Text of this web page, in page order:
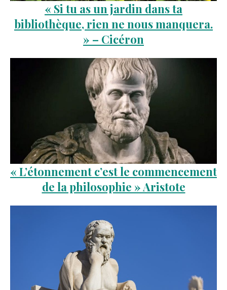
« Si tu as un jardin dans ta
bibliothèque, rien ne nous manquera.
» – Cicéron
« L’étonnement c’est le commencement
de la philosophie » Aristote